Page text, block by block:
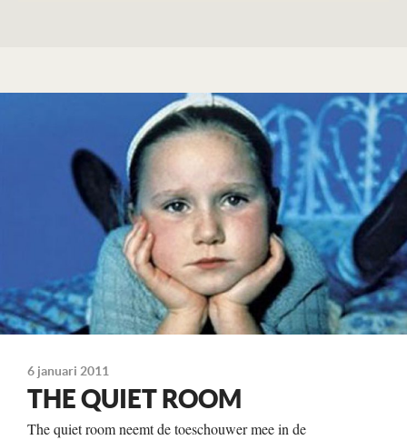
Distributie
Cinemien
vanaf 28 augustus
6 januari 2011
THE QUIET ROOM
The quiet room neemt de toeschouwer mee in de